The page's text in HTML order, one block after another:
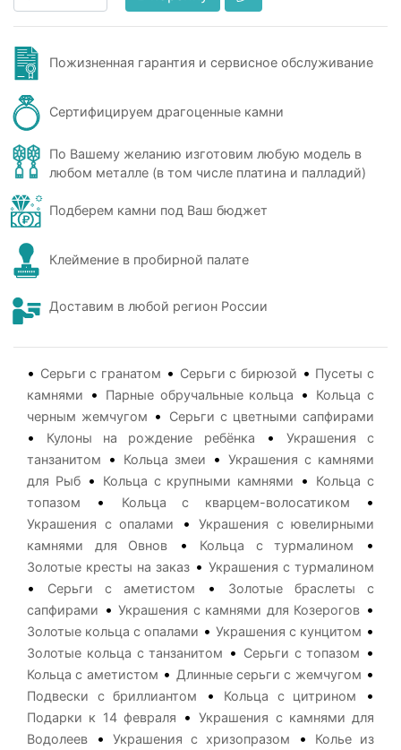
Пожизненная гарантия и сервисное обслуживание
Сертифицируем драгоценные камни
По Вашему желанию изготовим любую модель в
любом металле (в том числе платина и палладий)
Подберем камни под Ваш бюджет
Клеймение в пробирной палате
Доставим в любой регион России
• Серьги с гранатом • Серьги с бирюзой • Пусеты с
камнями
• Парные обручальные кольца •
Кольца с
черным жемчугом • Серьги с цветными сапфирами
• Кулоны на рождение ребёнка • Украшения с
танзанитом
• Кольца змеи • Украшения с камнями
для Рыб• Кольца с крупными камнями •
Кольца с
топазом
• Кольца с кварцем-волосатиком •
Украшения с опалами • Украшения с ювелирными
камнями для Овнов • Кольца с турмалином •
Золотые кресты на заказ • Украшения с турмалином
• Серьги с аметистом •
Золотые браслеты с
сапфирами •Украшения с камнями для Козерогов •
Золотые кольца с опалами • Украшения с кунцитом •
Золотые кольца с танзанитом • Серьги с топазом •
Кольца с аметистом • Длинные серьги с жемчугом •
Подвески с бриллиантом • Кольца с цитрином •
Подарки к 14 февраля •Украшения с камнями для
Водолеев •Украшения с хризопразом •
Колье из